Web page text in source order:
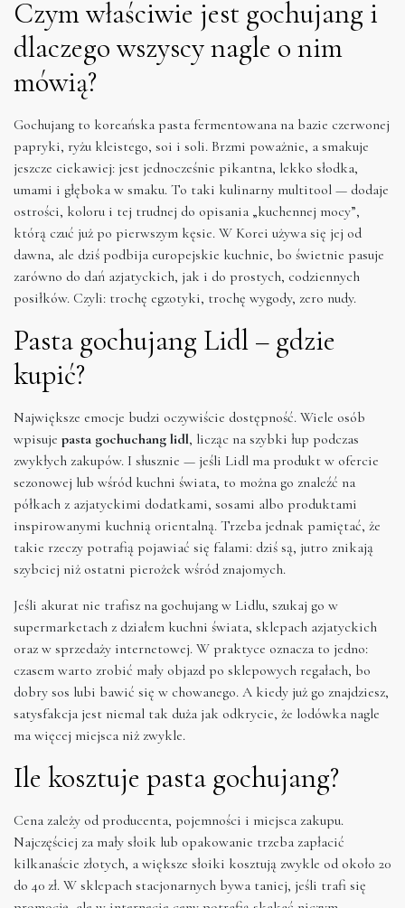
Czym właściwie jest gochujang i
dlaczego wszyscy nagle o nim
mówią?
Gochujang to koreańska pasta fermentowana na bazie czerwonej
papryki, ryżu kleistego, soi i soli. Brzmi poważnie, a smakuje
jeszcze ciekawiej: jest jednocześnie pikantna, lekko słodka,
umami i głęboka w smaku. To taki kulinarny multitool — dodaje
ostrości, koloru i tej trudnej do opisania „kuchennej mocy”,
którą czuć już po pierwszym kęsie. W Korei używa się jej od
dawna, ale dziś podbija europejskie kuchnie, bo świetnie pasuje
zarówno do dań azjatyckich, jak i do prostych, codziennych
posiłków. Czyli: trochę egzotyki, trochę wygody, zero nudy.
Pasta gochujang Lidl – gdzie
kupić?
Największe emocje budzi oczywiście dostępność. Wiele osób
wpisuje pasta gochuchang lidl, licząc na szybki łup podczas
zwykłych zakupów. I słusznie — jeśli Lidl ma produkt w ofercie
sezonowej lub wśród kuchni świata, to można go znaleźć na
półkach z azjatyckimi dodatkami, sosami albo produktami
inspirowanymi kuchnią orientalną. Trzeba jednak pamiętać, że
takie rzeczy potrafią pojawiać się falami: dziś są, jutro znikają
szybciej niż ostatni pierożek wśród znajomych.
Jeśli akurat nie trafisz na gochujang w Lidlu, szukaj go w
supermarketach z działem kuchni świata, sklepach azjatyckich
oraz w sprzedaży internetowej. W praktyce oznacza to jedno:
czasem warto zrobić mały objazd po sklepowych regałach, bo
dobry sos lubi bawić się w chowanego. A kiedy już go znajdziesz,
satysfakcja jest niemal tak duża jak odkrycie, że lodówka nagle
ma więcej miejsca niż zwykle.
Ile kosztuje pasta gochujang?
Cena zależy od producenta, pojemności i miejsca zakupu.
Najczęściej za mały słoik lub opakowanie trzeba zapłacić
kilkanaście złotych, a większe słoiki kosztują zwykle od około 20
do 40 zł. W sklepach stacjonarnych bywa taniej, jeśli trafi się